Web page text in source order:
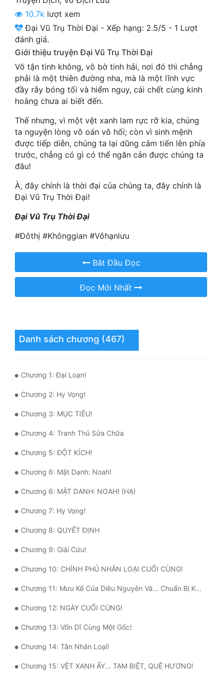
Cổ Đại
Du Hí
Dã Sử
Dị Giới
Dị Năng
Gia Đấu
Góc Nhìn Nam
Góc Nhìn Nữ
Huyền Nghi
Huyền Ảo
Hài Hước
Hệ Thống
Học Đường
Khoa Huyễn
Kinh Dị
Kỳ Huyễn
Kỳ Ảo
Linh Dị
Làm Giàu
Lịch Sử
Mưu Mô
Mạt Thế
Mỹ Thực
Ngôn Tình
Ngược
Nữ Cường
Nữ Phụ
Phong Thủy - Tâm Linh
10.7k lượt xem
Đại Vũ Trụ Thời Đại - Xếp hạng: 2.5/5 - 1 Lượt
đánh giá.
Giới thiệu truyện Đại Vũ Trụ Thời Đại
Vô tận tinh không, vô bờ tinh hải, nơi đó thì chẳng
phải là một thiên đường nha, mà là một lĩnh vực
đầy rẫy bóng tối và hiểm nguy, cái chết cùng kinh
hoàng chưa ai biết đến.
Thế nhưng, vì một vệt xanh lam rực rỡ kia, chúng
ta nguyện lòng vô oán vô hối; còn vì sinh mệnh
được tiếp diễn, chúng ta lại dũng cảm tiến lên phía
trước, chẳng có gì có thể ngăn cản được chúng ta
đâu!
À, đây chính là thời đại của chúng ta, đây chính là
Đại Vũ Trụ Thời Đại!
Đại Vũ Trụ Thời Đại
#Đôthị #Khônggian #Vôhạnlưu
Bắt Đầu Đọc
Đọc Mới Nhất
Danh sách chương (467)
Chương 1: Đại Loạn!
Chương 2: Hy Vọng!
Chương 3: MỤC TIÊU!
Chương 4: Tranh Thủ Sửa Chữa
Chương 5: ĐỘT KÍCH!
Chương 6: Mật Danh: Noah!
Chương 6: MẬT DANH: NOAH! (HẠ)
Chương 7: Hy Vọng!
Chương 8: QUYẾT ĐỊNH
Chương 9: Giải Cứu!
Chương 10: CHÍNH PHỦ NHÂN LOẠI CUỐI CÙNG!
Chương 11: Mưu Kế Của Diêu Nguyên Và… Chuẩn Bị Khởi Hành!
Chương 12: NGÀY CUỐI CÙNG!
Chương 13: Vốn Dĩ Cùng Một Gốc!
Chương 14: Tân Nhân Loại!
Chương 15: VỆT XANH ẤY... TẠM BIỆT, QUÊ HƯƠNG!